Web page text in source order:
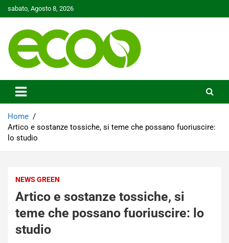
to
sabato, Agosto 8, 2026
Ecoo.it
Home
Artico e sostanze tossiche, si teme che possano fuoriuscire:
lo studio
NEWS GREEN
Artico e sostanze tossiche, si
teme che possano fuoriuscire: lo
studio